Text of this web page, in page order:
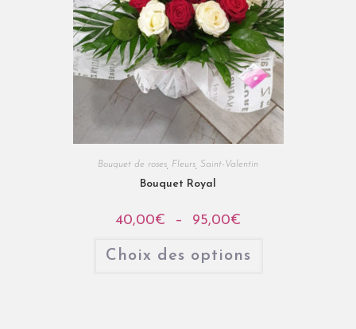
Bouquet de roses Fleurs Saint-Valentin
Bouquet Royal
40,00€ – 95,00€
Choix des options